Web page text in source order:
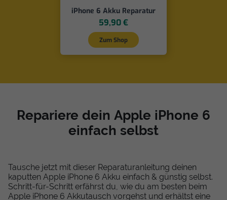
iPhone 6 Akku Reparatur
59,90 €
Zum Shop
Repariere dein Apple iPhone 6
einfach selbst
Tausche jetzt mit dieser Reparaturanleitung deinen
kaputten Apple iPhone 6 Akku einfach & günstig selbst.
Schritt-für-Schritt erfährst du, wie du am besten beim
Apple iPhone 6 Akkutausch vorgehst und erhältst eine